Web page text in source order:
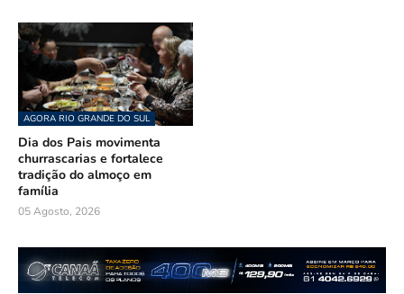
AGORA RIO GRANDE DO SUL
Dia dos Pais movimenta
churrascarias e fortalece
tradição do almoço em
família
05 Agosto, 2026